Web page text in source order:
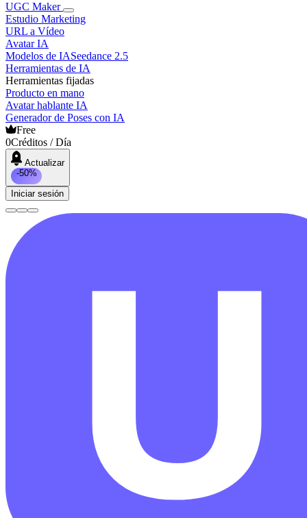
UGC Maker
Estudio Marketing
URL a Vídeo
Avatar IA
Modelos de IASeedance 2.5
Herramientas de IA
Herramientas fijadas
Producto en mano
Avatar hablante IA
Generador de Poses con IA
Free
0Créditos / Día
Actualizar
-50%
Iniciar sesión